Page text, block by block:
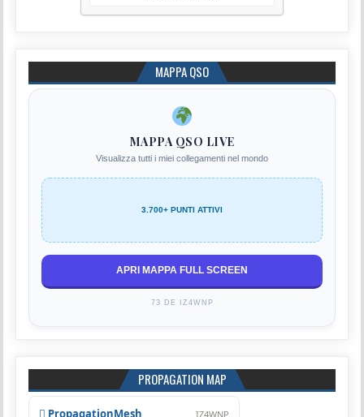
MAPPA QSO
MAPPA QSO LIVE
Visualizza tutti i miei collegamenti nel mondo
3.700+ PUNTI ATTIVI
APRI MAPPA FULL SCREEN
73 DE IZ4WNP
PROPAGATION MAP